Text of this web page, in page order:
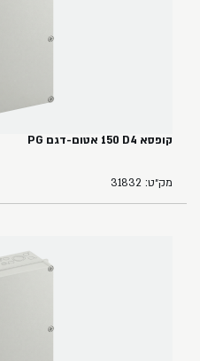
קופסא ‏4‏D‏ ‏150 אטום-דגם PG
מק״ט: 31832